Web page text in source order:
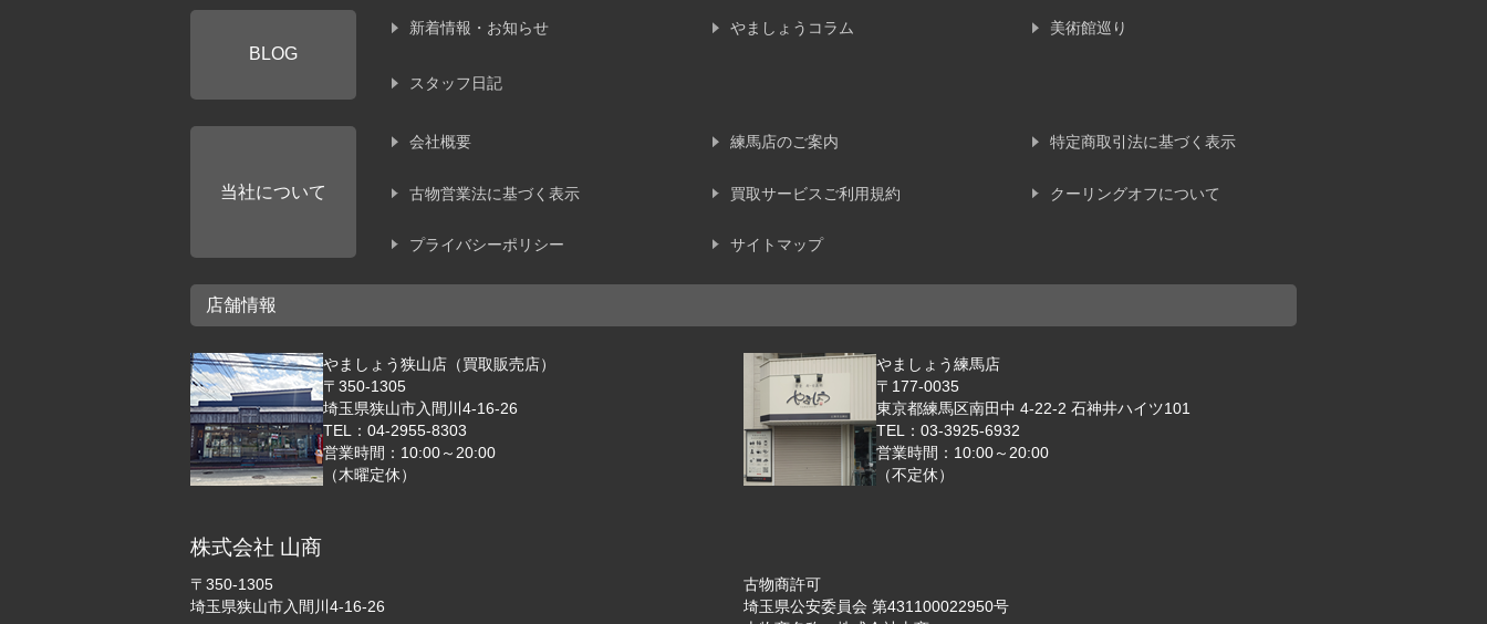
BLOG
新着情報・お知らせ やましょうコラム 美術館巡り
スタッフ日記
当社について
会社概要 練馬店のご案内 特定商取引法に基づく表示
古物営業法に基づく表示 買取サービスご利用規約 クーリングオフについて
プライバシーポリシー サイトマップ
店舗情報
やましょう狭山店（買取販売店）
〒350-1305
埼玉県狭山市入間川4-16-26
TEL：04-2955-8303
営業時間：10:00～20:00
（木曜定休）
やましょう練馬店
〒177-0035
東京都練馬区南田中 4-22-2 石神井ハイツ101
TEL：03-3925-6932
営業時間：10:00～20:00
（不定休）
株式会社 山商
〒350-1305
埼玉県狭山市入間川4-16-26
古物商許可
埼玉県公安委員会 第431100022950号